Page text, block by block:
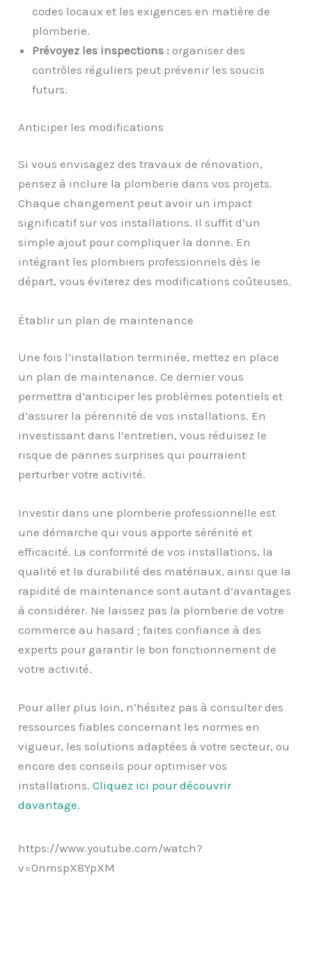
codes locaux et les exigences en matière de
plomberie.
Prévoyez les inspections : organiser des
contrôles réguliers peut prévenir les soucis
futurs.
Anticiper les modifications
Si vous envisagez des travaux de rénovation,
pensez à inclure la plomberie dans vos projets.
Chaque changement peut avoir un impact
significatif sur vos installations. Il suffit d’un
simple ajout pour compliquer la donne. En
intégrant les plombiers professionnels dès le
départ, vous éviterez des modifications coûteuses.
Établir un plan de maintenance
Une fois l’installation terminée, mettez en place
un plan de maintenance. Ce dernier vous
permettra d’anticiper les problèmes potentiels et
d’assurer la pérennité de vos installations. En
investissant dans l’entretien, vous réduisez le
risque de pannes surprises qui pourraient
perturber votre activité.
Investir dans une plomberie professionnelle est
une démarche qui vous apporte sérénité et
efficacité. La conformité de vos installations, la
qualité et la durabilité des matériaux, ainsi que la
rapidité de maintenance sont autant d’avantages
à considérer. Ne laissez pas la plomberie de votre
commerce au hasard ; faites confiance à des
experts pour garantir le bon fonctionnement de
votre activité.
Pour aller plus loin, n’hésitez pas à consulter des
ressources fiables concernant les normes en
vigueur, les solutions adaptées à votre secteur, ou
encore des conseils pour optimiser vos
installations.Cliquez ici pour découvrir
davantage.
https://www.youtube.com/watch?
v=0nmspX8YpXM